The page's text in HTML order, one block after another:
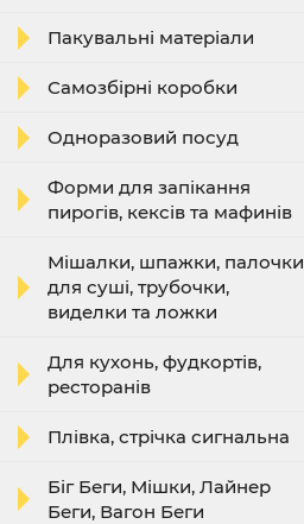
Пакувальні матеріали
Самозбірні коробки
Одноразовий посуд
Форми для запікання
пирогів, кексів та мафинів
Мішалки, шпажки, палочки
для суші, трубочки,
виделки та ложки
Для кухонь, фудкортів,
ресторанів
Плівка, стрічка сигнальна
Біг Беги, Мішки, Лайнер
Беги, Вагон Беги